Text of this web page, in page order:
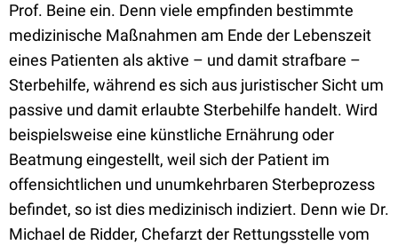
Prof. Beine ein. Denn viele empfinden bestimmte
medizinische Maßnahmen am Ende der Lebenszeit
eines Patienten als aktive – und damit strafbare –
Sterbehilfe, während es sich aus juristischer Sicht um
passive und damit erlaubte Sterbehilfe handelt. Wird
beispielsweise eine künstliche Ernährung oder
Beatmung eingestellt, weil sich der Patient im
offensichtlichen und unumkehrbaren Sterbeprozess
befindet, so ist dies medizinisch indiziert. Denn wie Dr.
Michael de Ridder, Chefarzt der Rettungsstelle vom